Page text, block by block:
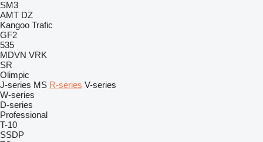
SM3
AMT DZ
Kangoo Trafic
GF2
535
MDVN VRK
SR
Olimpic
J-series MS R-series V-series
W-series
D-series
Professional
T-10
SSDP